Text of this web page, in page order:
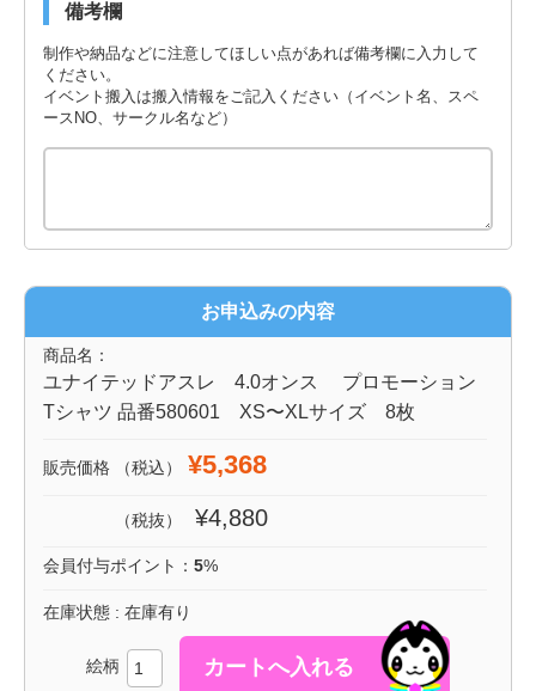
備考欄
制作や納品などに注意してほしい点があれば備考欄に入力して
ください。
イベント搬入は搬入情報をご記入ください（イベント名、スペ
ースNO、サークル名など）
お申込みの内容
商品名：
ユナイテッドアスレ 4.0オンス プロモーション
Tシャツ 品番580601 XS〜XLサイズ 8枚
販売価格 （税込） ¥5,368
（税抜） ¥4,880
会員付与ポイント： 5%
在庫状態 : 在庫有り
絵柄